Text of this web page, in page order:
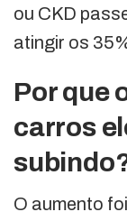
ou CKD
atingir os
Por que
carros
O aumento